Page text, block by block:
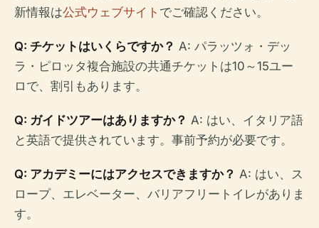
新情報は公式ウェブサイト でご確認ください。
Q: チケットはいくらですか？ A: パラッツォ・デッ
ラ・ピロッタ複合施設の共通チケットは10～15ユー
ロで、割引もあります。
Q: ガイドツアーはありますか？ A: はい、イタリア語
と英語で提供されています。事前予約が必要です。
Q: アカデミーにはアクセスできますか？ A: はい、ス
ロープ、エレベーター、バリアフリートイレがありま
す。